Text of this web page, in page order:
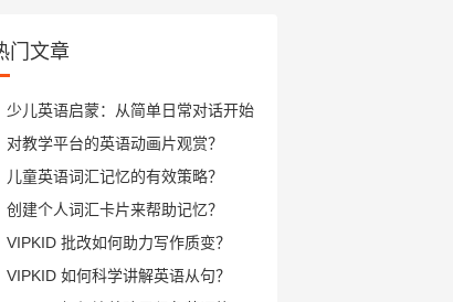
门文章
少儿英语启蒙：从简单日常对话开始
对教学平台的英语动画片观赏？
儿童英语词汇记忆的有效策略？
创建个人词汇卡片来帮助记忆？
VIPKID 批改如何助力写作质变？
VIPKID 如何科学讲解英语从句？